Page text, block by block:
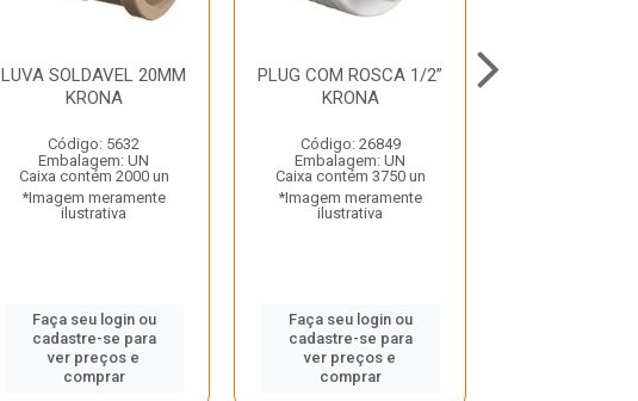
LUVA SOLDAVEL 20MM
KRONA
Código: 5632
Embalagem: UN
Caixa contém 2000 un
*Imagem meramente
ilustrativa
Faça seu login ou
cadastre-se para
ver preços e
comprar
PLUG COM ROSCA 1/2”
KRONA
Código: 26849
Embalagem: UN
Caixa contém 3750 un
*Imagem meramente
ilustrativa
Faça seu login ou
cadastre-se para
ver preços e
comprar